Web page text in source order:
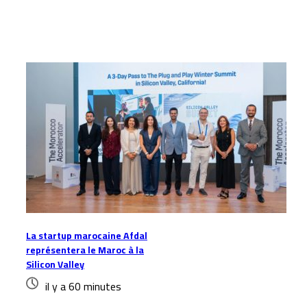
La startup marocaine Afdal
représentera le Maroc à la
Silicon Valley
il y a 60 minutes